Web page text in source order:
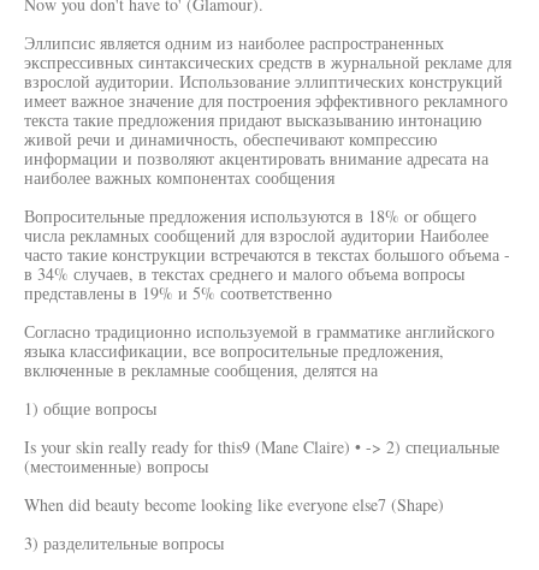
Эллипсис является одним из наиболее распространенных
экспрессивных синтаксических средств в журнальной рекламе для
взрослой аудитории. Использование эллиптических конструкций
имеет важное значение для построения эффективного рекламного
текста такие предложения придают высказыванию интонацию
живой речи и динамичность, обеспечивают компрессию
информации и позволяют акцентировать внимание адресата на
наиболее важных компонентах сообщения
Вопросительные предложения используются в 18% or общего
числа рекламных сообщений для взрослой аудитории Наиболее
часто такие конструкции встречаются в текстах большого объема -
в 34% случаев, в текстах среднего и малого объема вопросы
представлены в 19% и 5% соответственно
Согласно традиционно используемой в грамматике английского
языка классификации, все вопросительные предложения,
включенные в рекламные сообщения, делятся на
1) общие вопросы
Is your skin really ready for this9 (Mane Claire) • -> 2) специальные
(местоименные) вопросы
When did beauty become looking like everyone else7 (Shape)
3) разделительные вопросы